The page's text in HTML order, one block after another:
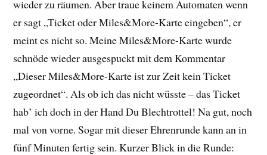
wieder zu räumen. Aber traue keinem Automaten wenn
er sagt „Ticket oder Miles&More-Karte eingeben“, er
meint es nicht so. Meine Miles&More-Karte wurde
schnöde wieder ausgespuckt mit dem Kommentar
„Dieser Miles&More-Karte ist zur Zeit kein Ticket
zugeordnet“. Als ob ich das nicht wüsste – das Ticket
hab’ ich doch in der Hand Du Blechtrottel! Na gut, noch
mal von vorne. Sogar mit dieser Ehrenrunde kann an in
fünf Minuten fertig sein. Kurzer Blick in die Runde: